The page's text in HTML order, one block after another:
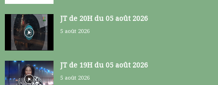
JT de 20H du 05 août 2026
5 août 2026
JT de 19H du 05 août 2026
5 août 2026